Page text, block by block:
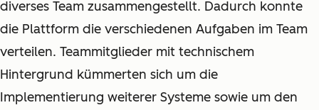
diverses Team zusammengestellt. Dadurch konnte
die Plattform die verschiedenen Aufgaben im Team
verteilen. Teammitglieder mit technischem
Hintergrund kümmerten sich um die
Implementierung weiterer Systeme sowie um den